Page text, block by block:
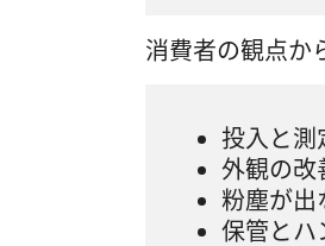
消費者の観点か
投入と測
外観の改
粉塵が出
保管とハ